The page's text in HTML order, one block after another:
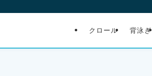
クロール 背泳ぎ